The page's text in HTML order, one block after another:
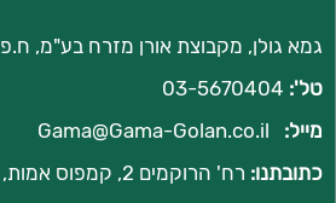
גמא גולן, מקבוצת אורן מזרח בע"מ, ח.פ 514359199
טל': 03-5670404
מייל:
Gama@Gama-Golan.co.il
כתובתנו: רח' הרוקמים 2, קמפוס אמות, חולון